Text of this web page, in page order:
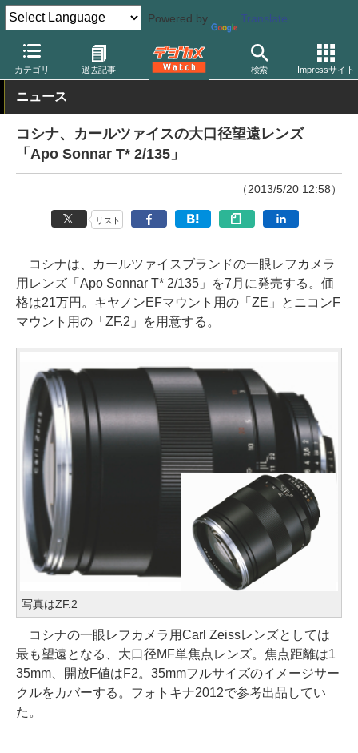
Powered by Translate
カテゴリ 過去記事 検索 Impressサイト
デジカメ Watch レンズ 交換レンズ フォクトレンダー
ニュース
コシナ、カールツァイスの大口径望遠レンズ
「Apo Sonnar T* 2/135」
（2013/5/20 12:58）
リスト
コシナは、カールツァイスブランドの一眼レフカメラ
用レンズ「Apo Sonnar T* 2/135」を7月に発売する。価
格は21万円。キヤノンEFマウント用の「ZE」とニコンF
マウント用の「ZF.2」を用意する。
写真はZF.2
コシナの一眼レフカメラ用Carl Zeissレンズとしては
最も望遠となる、大口径MF単焦点レンズ。焦点距離は1
35mm、開放F値はF2。35mmフルサイズのイメージサー
クルをカバーする。フォトキナ2012で参考出品してい
た。